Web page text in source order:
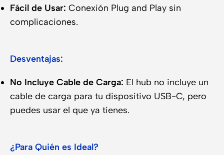
Fácil de Usar: Conexión Plug and Play sin
complicaciones.
Desventajas:
No Incluye Cable de Carga: El hub no incluye un
cable de carga para tu dispositivo USB-C, pero
puedes usar el que ya tienes.
¿Para Quién es Ideal?